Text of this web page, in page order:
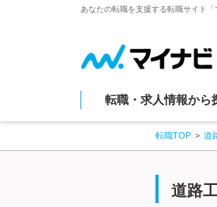
あなたの転職を支援する転職サイト
転職・求人情報から
転職TOP 道
道路